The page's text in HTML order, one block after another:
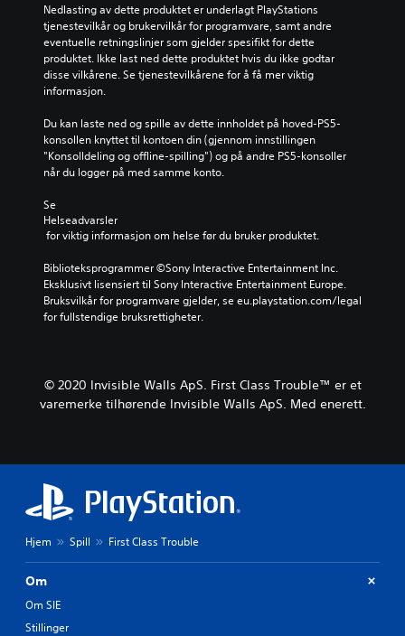
Nedlasting av dette produktet er underlagt PlayStations
tjenestevilkår og brukervilkår for programvare, samt andre
eventuelle retningslinjer som gjelder spesifikt for dette
produktet. Ikke last ned dette produktet hvis du ikke godtar
disse vilkårene. Se tjenestevilkårene for å få mer viktig
informasjon.
Du kan laste ned og spille av dette innholdet på hoved-PS5-
konsollen knyttet til kontoen din (gjennom innstillingen
"Konsolldeling og offline-spilling") og på andre PS5-konsoller
når du logger på med samme konto.
Se
Helseadvarsler
for viktig informasjon om helse før du bruker produktet.
Biblioteksprogrammer ©Sony Interactive Entertainment Inc.
Eksklusivt lisensiert til Sony Interactive Entertainment Europe.
Bruksvilkår for programvare gjelder, se eu.playstation.com/legal
for fullstendige bruksrettigheter.
© 2020 Invisible Walls ApS. First Class Trouble™ er et
varemerke tilhørende Invisible Walls ApS. Med enerett.
Hjem Spill First Class Trouble
Om
Om SIE
Stillinger